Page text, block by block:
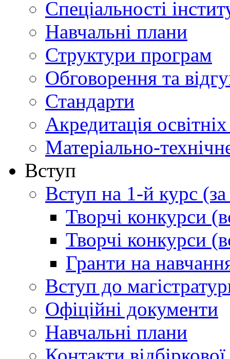
Спеціальності
Навчальні плани
Структури програм
Обговорення та
Стандарти
Акредитація
Матеріально-
Вступ
Вступ на 1-й курс
Творчі конкурси
Творчі конкурси
Гранти на
Вступ до
Офіційні документи
Навчальні плани